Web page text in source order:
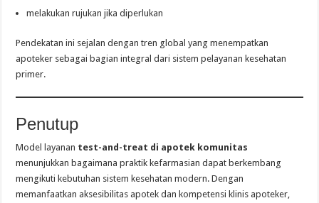
melakukan rujukan jika diperlukan
Pendekatan ini sejalan dengan tren global yang menempatkan
apoteker sebagai bagian integral dari sistem pelayanan kesehatan
primer.
Penutup
Model layanan test-and-treat di apotek komunitas
menunjukkan bagaimana praktik kefarmasian dapat berkembang
mengikuti kebutuhan sistem kesehatan modern. Dengan
memanfaatkan aksesibilitas apotek dan kompetensi klinis apoteker,